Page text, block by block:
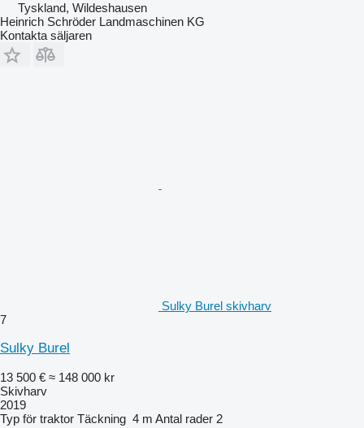
Tyskland, Wildeshausen
Heinrich Schröder Landmaschinen KG
Kontakta säljaren
Sulky Burel skivharv
7
Sulky Burel
13 500 € ≈ 148 000 kr
Skivharv
2019
Typ för traktor Täckning 4 m Antal rader 2